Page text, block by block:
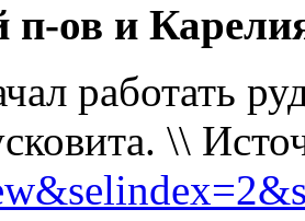
п-ов и
работать
\\